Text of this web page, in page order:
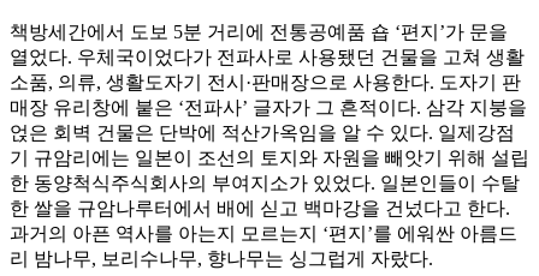
책방세간에서 도보 5분 거리에 전통공예품 숍 ‘편지’가 문을
열었다. 우체국이었다가 전파사로 사용됐던 건물을 고쳐 생활
소품, 의류, 생활도자기 전시·판매장으로 사용한다. 도자기 판
매장 유리창에 붙은 ‘전파사’ 글자가 그 흔적이다. 삼각 지붕을
얹은 회벽 건물은 단박에 적산가옥임을 알 수 있다. 일제강점
기 규암리에는 일본이 조선의 토지와 자원을 빼앗기 위해 설립
한 동양척식주식회사의 부여지소가 있었다. 일본인들이 수탈
한 쌀을 규암나루터에서 배에 싣고 백마강을 건넜다고 한다.
과거의 아픈 역사를 아는지 모르는지 ‘편지’를 에워싼 아름드
리 밤나무, 보리수나무, 향나무는 싱그럽게 자랐다.